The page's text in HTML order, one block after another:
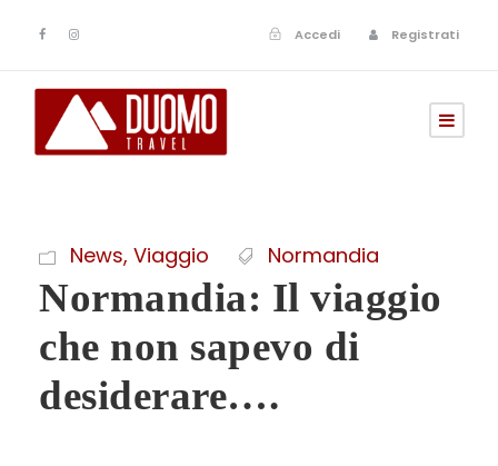
Accedi Registrati
News, Viaggio Normandia
Normandia: Il viaggio
che non sapevo di
desiderare….